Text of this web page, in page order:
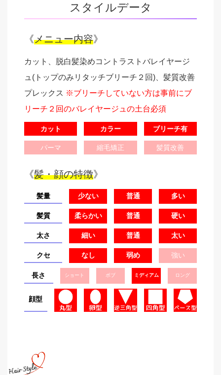
スタイルデータ
《メニュー内容》
カット、脱白髪染めコントラストバレイヤージ
ュ(トップのみリタッチブリーチ２回)、髪質改善
プレックス ※ブリーチしていない方は事前にブ
リーチ２回のバレイヤージュの土台必須
カット カラー ブリーチ有
パーマ 縮毛矯正 髪質改善
《髪・顔の特徴》
髪量 少ない 普通 多い
髪質 柔らかい 普通 硬い
太さ 細い 普通 太い
クセ なし 弱め 強い
長さ ショート ボブ ミディアム ロング
顔型